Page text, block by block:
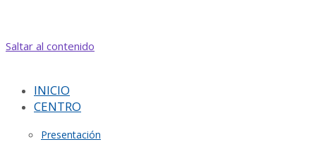
Saltar al contenido
INICIO
CENTRO
Presentación